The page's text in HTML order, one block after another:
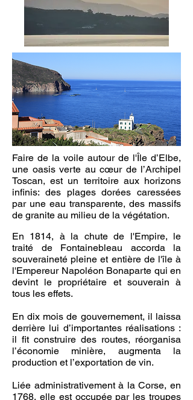
Faire de la voile autour de l'Île d’Elbe,
une oasis verte au cœur de l’Archipel
Toscan, est un territoire aux horizons
infinis: des plages dorées caressées
par une eau transparente, des massifs
de granite au milieu de la végétation.
En 1814, à la chute de l'Empire, le
traité de Fontainebleau accorda la
souveraineté pleine et entière de l'île à
l'Empereur Napoléon Bonaparte qui en
devint le propriétaire et souverain à
tous les effets.
En dix mois de gouvernement, il laissa
derrière lui d’importantes réalisations :
il fit construire des routes, réorganisa
l’économie minière, augmenta la
production et l’exportation de vin.
Liée administrativement à laCorse, en
1768, elle est occupée par les troupes